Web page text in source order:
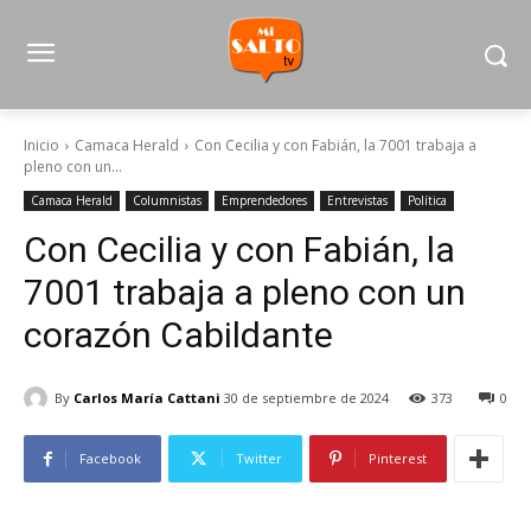
Inicio Camaca Herald
Con Cecilia y con Fabián, la 7001 trabaja a
pleno con un...
Camaca Herald Columnistas Emprendedores Entrevistas Política
Con Cecilia y con Fabián, la
7001 trabaja a pleno con un
corazón Cabildante
By Carlos María Cattani 30 de septiembre de 2024 0
373
Facebook Twitter Pinterest